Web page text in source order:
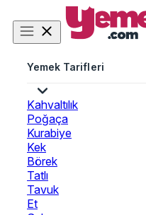
Yemek Tarifleri
Kahvaltılık
Poğaça
Kurabiye
Kek
Börek
Tatlı
Tavuk
Et